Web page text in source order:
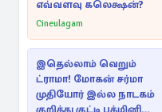
எவ்வளவு கலெக்ஷன்?
Cineulagam
இதெல்லாம் வெறும்
ட்ராமா! மோகன் சர்மா
முதியோர் இல்ல நாடகம்